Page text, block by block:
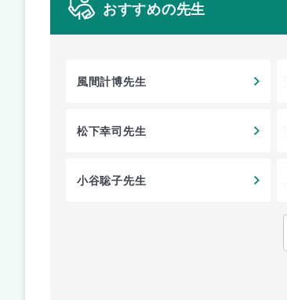
おすすめの先生
風間計博先生
松下幸司先生
小谷聡子先生